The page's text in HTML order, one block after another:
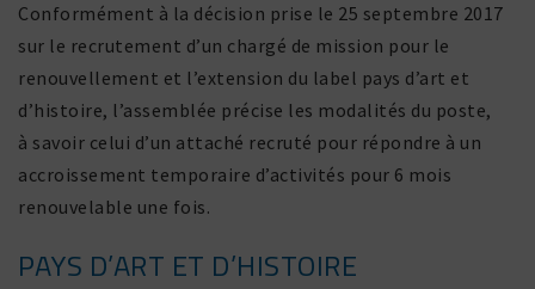
Conformément à la déci­sion prise le 25 septembre 2017
sur le recru­te­ment d’un chargé de mission pour le
renou­vel­le­ment et l’extension du label pays d’art et
d’histoire, l’assemblée précise les moda­lités du poste,
à savoir celui d’un attaché recruté pour répondre à un
accrois­se­ment tempo­raire d’activités pour 6 mois
renou­ve­lable une fois.
PAYS D’ART ET D’HISTOIRE